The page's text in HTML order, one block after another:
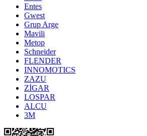
Entes
Gwest
Grup Arge
Mavili
Metop
Schneider
FLENDER
INNOMOTICS
ZAZU
ZİGAR
LOSPAR
ALCU
3M